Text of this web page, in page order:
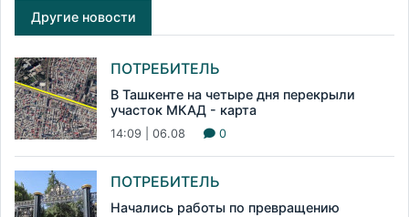
Другие новости
ПОТРЕБИТЕЛЬ
В Ташкенте на четыре дня перекрыли
участок МКАД - карта
14:09 | 06.08 0
ПОТРЕБИТЕЛЬ
Начались работы по превращению